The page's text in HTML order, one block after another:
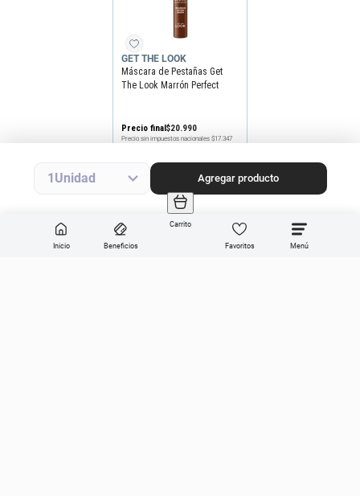
Inicio Beneficios
Carrito
Favoritos
1 Agregar producto
GET THE LOOK
Máscara de Pestañas Get
The Look Marrón Perfect
Precio final$20.990
Precio sin impuestos nacionales $17.347
Agregar producto